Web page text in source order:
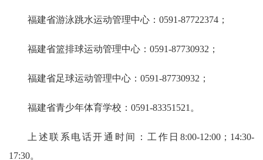
福建省游泳跳水运动管理中心：0591-87722374；
福建省篮排球运动管理中心：0591-87730932；
福建省足球运动管理中心：0591-87730932；
福建省青少年体育学校：0591-83351521。
上述联系电话开通时间：工作日8:00-12:00；14:30-
17:30。